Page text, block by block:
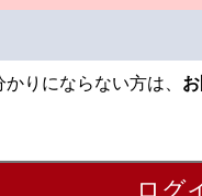
りにならない方は、